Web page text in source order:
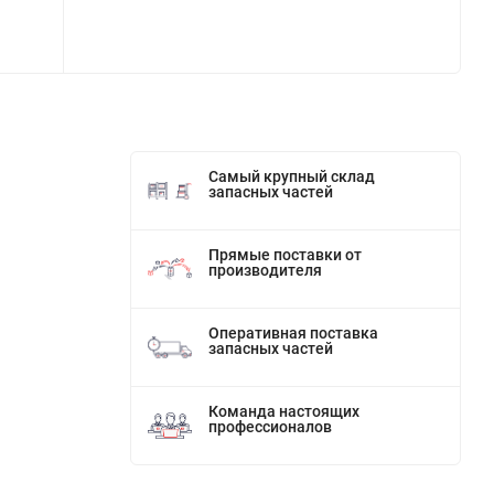
Самый крупный склад
запасных частей
Прямые поставки от
производителя
Оперативная поставка
запасных частей
Команда настоящих
профессионалов